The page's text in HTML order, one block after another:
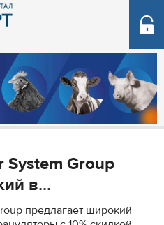
Group
в...
предлагает широкий